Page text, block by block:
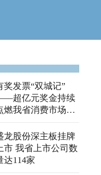
奖发票“双城记”
超亿元奖金持续
燃我省消费市场热
龙股份深主板挂牌
市 我省上市公司数
达114家